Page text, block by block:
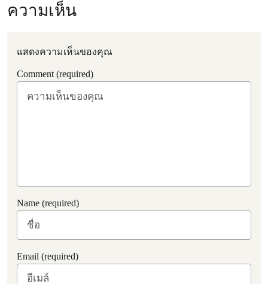
ความเห็น
แสดงความเห็นของคุณ
Comment (required)
Name (required)
Email (required)